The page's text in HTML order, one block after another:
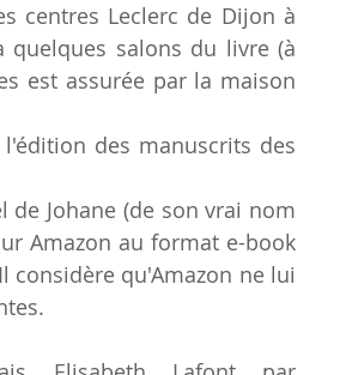
centres Leclerc de Dijon à
salons du livre (à
est assurée par la maison
des manuscrits des
Johane (de son vrai nom
considère qu'Amazon ne lui